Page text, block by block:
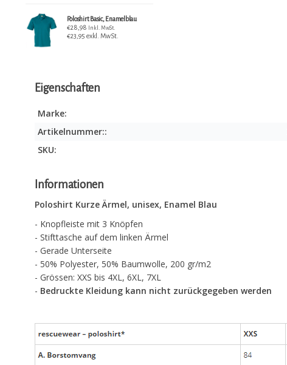
Poloshirt Basic, Enamelblau
€28,98
Inkl. MwSt.
€23,95 exkl. MwSt.
Eigenschaften
Marke:
Artikelnummer::
SKU:
Informationen
Poloshirt Kurze Ärmel, unisex, Enamel Blau
- Knopfleiste mit 3 Knöpfen
- Stifttasche auf dem linken Ärmel
- Gerade Unterseite
- 50% Polyester, 50% Baumwolle, 200 gr/m2
- Grössen: XXS bis 4XL, 6XL, 7XL
- Bedruckte Kleidung kann nicht zurückgegeben werden